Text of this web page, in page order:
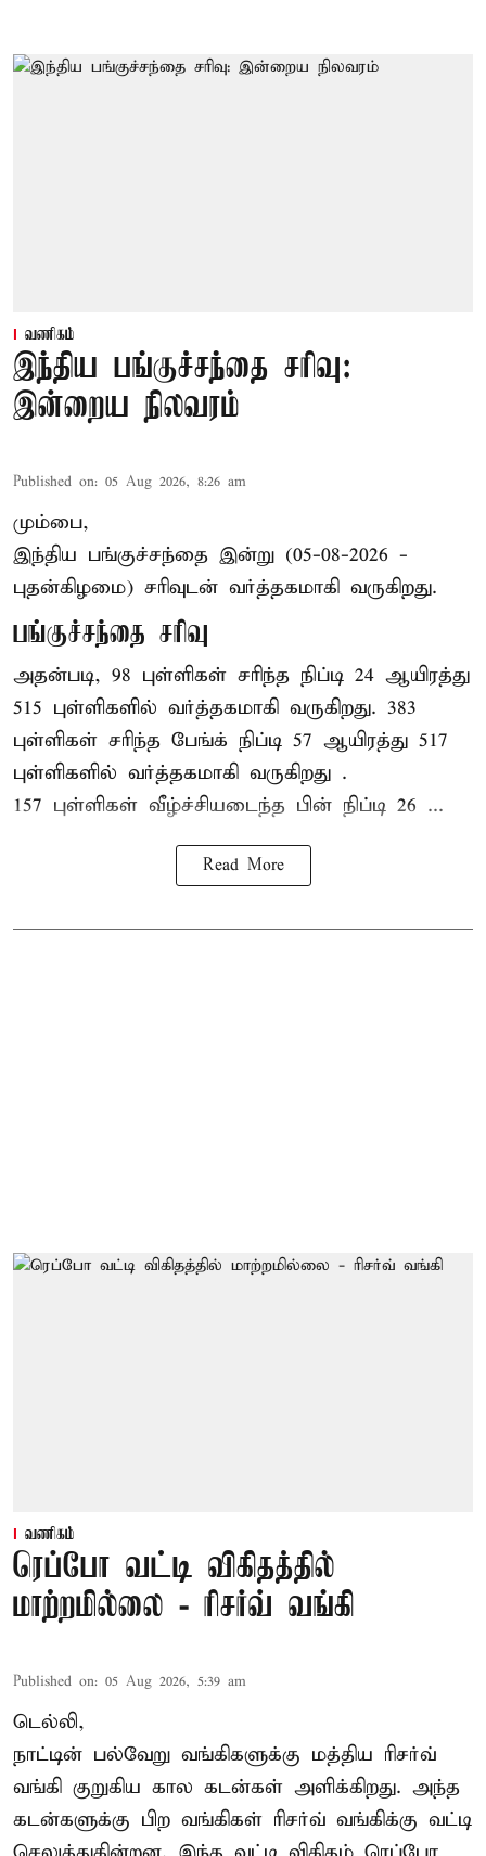
வணிகம்
இந்திய பங்குச்சந்தை சரிவு:
இன்றைய நிலவரம்
Published on: 05 Aug 2026, 8:26 am
மும்பை,
இந்திய பங்குச்சந்தை இன்று (05-08-2026 -
புதன்கிழமை) சரிவுடன் வர்த்தகமாகி வருகிறது.
பங்குச்சந்தை சரிவு
அதன்படி, 98 புள்ளிகள் சரிந்த நிப்டி 24 ஆயிரத்து
515 புள்ளிகளில் வர்த்தகமாகி வருகிறது. 383
புள்ளிகள் சரிந்த பேங்க் நிப்டி 57 ஆயிரத்து 517
புள்ளிகளில் வர்த்தகமாகி வருகிறது .
157 புள்ளிகள் வீழ்ச்சியடைந்த பின் நிப்டி 26 ...
Read More
வணிகம்
ரெப்போ வட்டி விகிதத்தில்
மாற்றமில்லை - ரிசர்வ் வங்கி
Published on: 05 Aug 2026, 5:39 am
டெல்லி,
நாட்டின் பல்வேறு வங்கிகளுக்கு மத்திய ரிசர்வ்
வங்கி குறுகிய கால கடன்கள் அளிக்கிறது. அந்த
கடன்களுக்கு பிற வங்கிகள் ரிசர்வ் வங்கிக்கு வட்டி